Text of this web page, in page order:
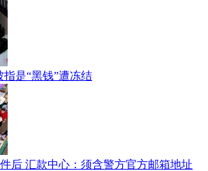
是“黑钱”遭冻结
后 汇款中心：须含警方官方邮箱地址